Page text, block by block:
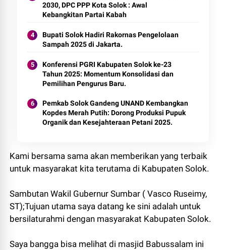
2030, DPC PPP Kota Solok : Awal
Kebangkitan Partai Kabah
Bupati Solok Hadiri Rakornas Pengelolaan
Sampah 2025 di Jakarta.
Konferensi PGRI Kabupaten Solok ke-23
Tahun 2025: Momentum Konsolidasi dan
Pemilihan Pengurus Baru.
Pemkab Solok Gandeng UNAND Kembangkan
Kopdes Merah Putih: Dorong Produksi Pupuk
Organik dan Kesejahteraan Petani 2025.
Kami bersama sama akan memberikan yang terbaik
untuk masyarakat kita terutama di Kabupaten Solok.
Sambutan Wakil Gubernur Sumbar ( Vasco Ruseimy,
ST);Tujuan utama saya datang ke sini adalah untuk
bersilaturahmi dengan masyarakat Kabupaten Solok.
Saya bangga bisa melihat di masjid Babussalam ini